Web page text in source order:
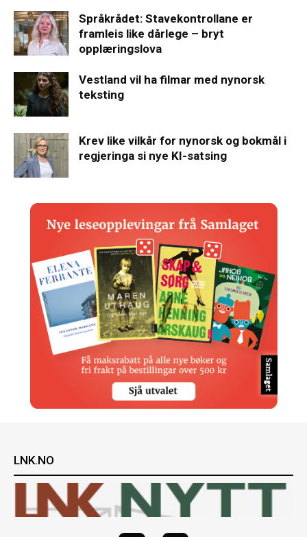
Språkrådet: Stavekontrollane er
framleis like dårlege – bryt
opplæringslova
Vestland vil ha filmar med nynorsk
teksting
Krev like vilkår for nynorsk og bokmål i
regjeringa si nye KI-satsing
LNK.NO